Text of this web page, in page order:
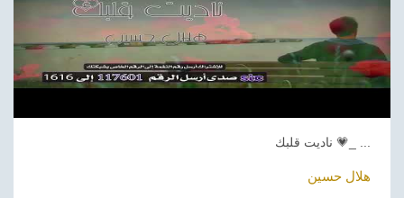
ناديت قلبك 💗_ ...
هلال حسين